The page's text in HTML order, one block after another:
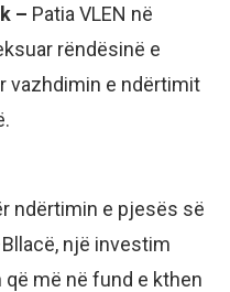
– Patia VLEN në
rëndësinë e
vazhdimin e ndërtimit
ndërtimin e pjesës së
një investim
më në fund e kthen